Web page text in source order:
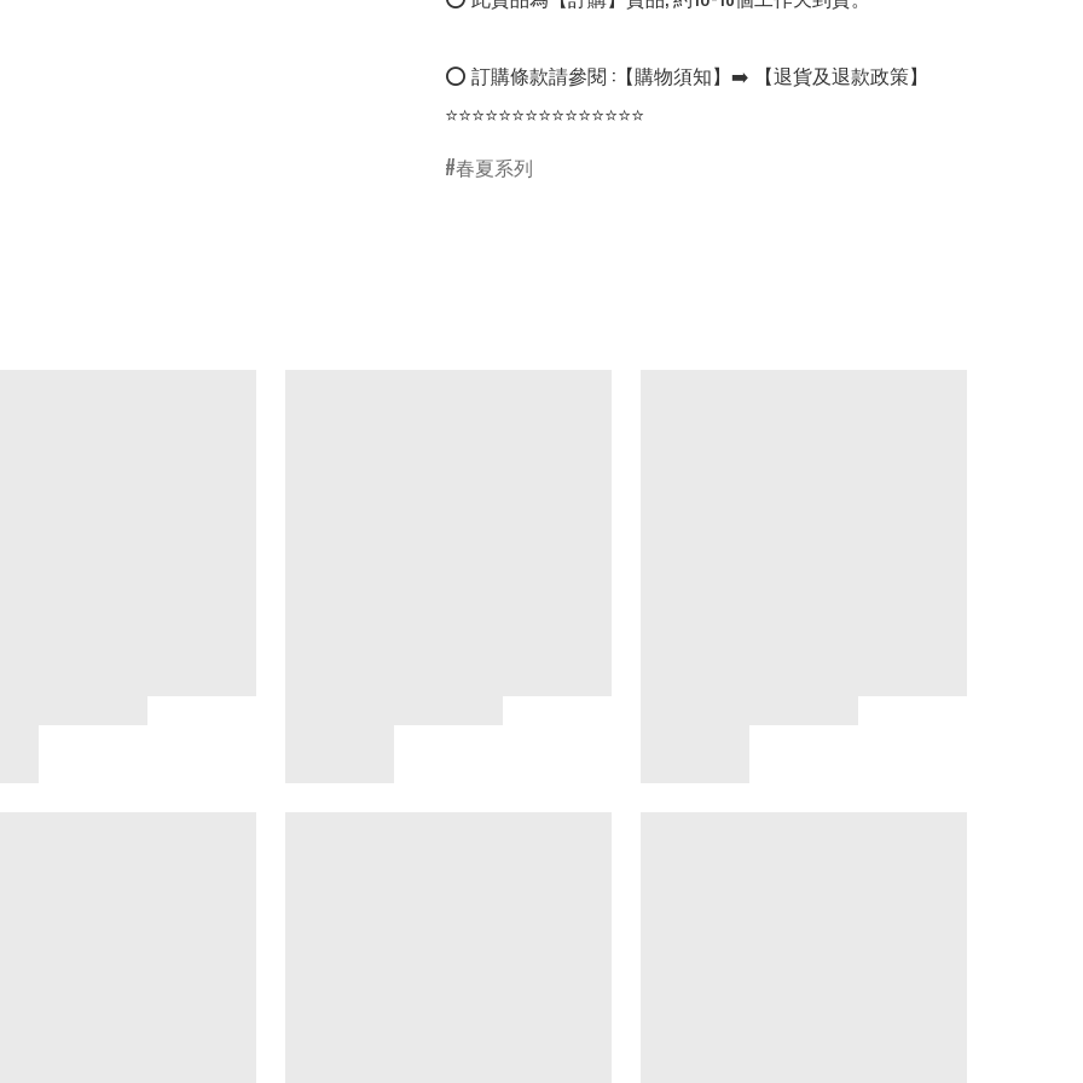
⭕ 訂購條款請參閱 :【購物須知】➡️ 【退貨及退款政策】
⭐⭐⭐⭐⭐⭐⭐⭐⭐⭐⭐⭐⭐⭐⭐
春夏系列